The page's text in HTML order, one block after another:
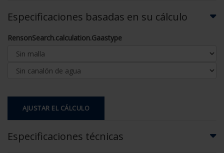
Especificaciones basadas en su cálculo
RensonSearch.calculation.Gaastype
AJUSTAR EL CÁLCULO
Especificaciones técnicas